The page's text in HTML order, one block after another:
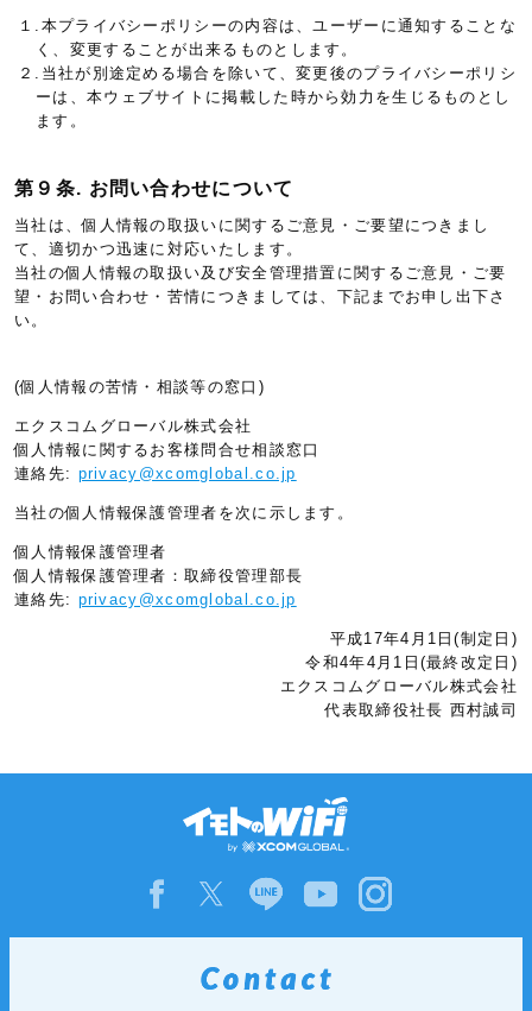
１.本プライバシーポリシーの内容は、ユーザーに通知することな
く、変更することが出来るものとします。
２.当社が別途定める場合を除いて、変更後のプライバシーポリシ
ーは、本ウェブサイトに掲載した時から効力を生じるものとし
ます。
第９条. お問い合わせについて
当社は、個人情報の取扱いに関するご意見・ご要望につきまし
て、適切かつ迅速に対応いたします。
当社の個人情報の取扱い及び安全管理措置に関するご意見・ご要
望・お問い合わせ・苦情につきましては、下記までお申し出下さ
い。
(個人情報の苦情・相談等の窓口)
エクスコムグローバル株式会社
個人情報に関するお客様問合せ相談窓口
連絡先: privacy@xcomglobal.co.jp
当社の個人情報保護管理者を次に示します。
個人情報保護管理者
個人情報保護管理者：取締役管理部長
連絡先: privacy@xcomglobal.co.jp
平成17年4月1日(制定日)
令和4年4月1日(最終改定日)
エクスコムグローバル株式会社
代表取締役社長 西村誠司